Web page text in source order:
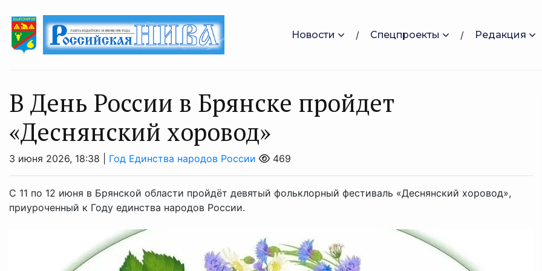
Новости Спецпроекты Редакция
В День России в Брянске пройдет
«Деснянский хоровод»
3 июня 2026, 18:38 | Год Единства народов России 469
С 11 по 12 июня в Брянской области пройдёт девятый фольклорный фестиваль «Деснянский хоровод»,
приуроченный к Году единства народов России.